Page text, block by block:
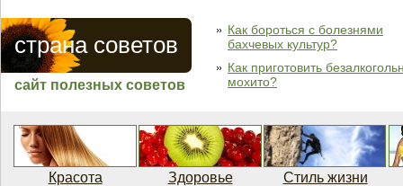
страна советов
сайт полезных советов
Как бороться с болезнями
бахчевых культур?
Как приготовить
мохито?
Красота Здоровье Стиль жизни